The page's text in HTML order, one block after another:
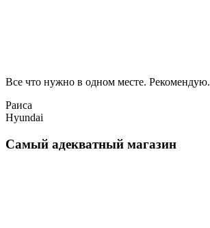
Все что нужно в одном месте. Рекомендую.
Раиса
Hyundai
Самый адекватный магазин